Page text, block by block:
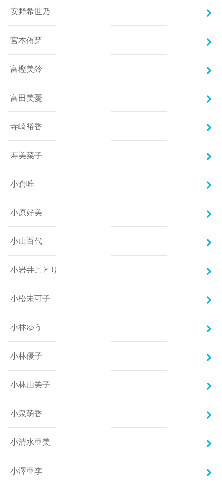
安野希世乃
宮本侑芽
富樫美鈴
富田美憂
寺崎裕香
寿美菜子
小倉唯
小原好美
小山百代
小岩井ことり
小松未可子
小林ゆう
小林優子
小林由美子
小泉萌香
小清水亜美
小澤亜李